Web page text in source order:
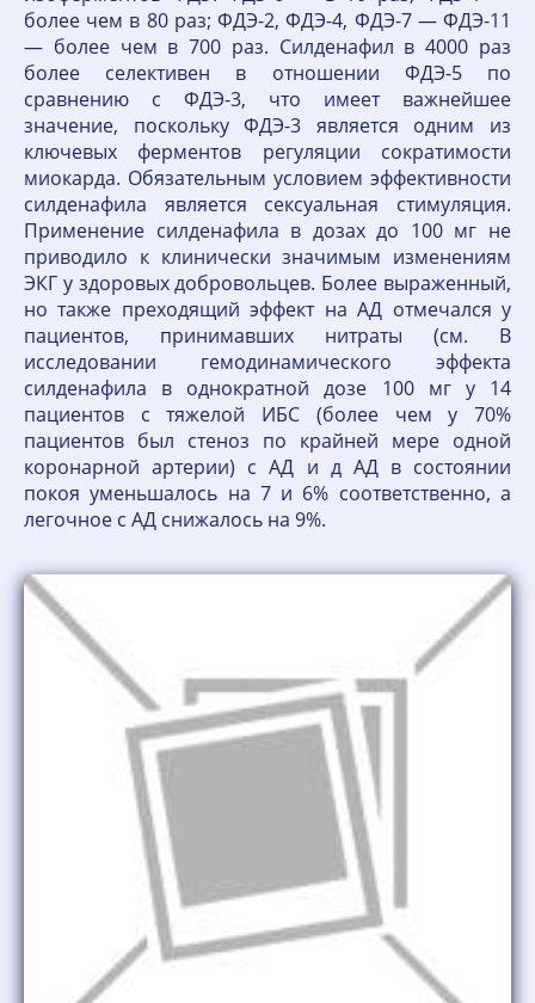
более чем в 80 раз; ФДЭ-2, ФДЭ-4, ФДЭ-7 — ФДЭ-11
— более чем в 700 раз. Силденафил в 4000 раз
более селективен в отношении ФДЭ-5 по
сравнению с ФДЭ-3, что имеет важнейшее
значение, поскольку ФДЭ-3 является одним из
ключевых ферментов регуляции сократимости
миокарда. Обязательным условием эффективности
силденафила является сексуальная стимуляция.
Применение силденафила в дозах до 100 мг не
приводило к клинически значимым изменениям
ЭКГ у здоровых добровольцев. Более выраженный,
но также преходящий эффект на АД отмечался у
пациентов, принимавших нитраты (см. В
исследовании гемодинамического эффекта
силденафила в однократной дозе 100 мг у 14
пациентов с тяжелой ИБС (более чем у 70%
пациентов был стеноз по крайней мере одной
коронарной артерии) с АД и д АД в состоянии
покоя уменьшалось на 7 и 6% соответственно, а
легочное с АД снижалось на 9%.